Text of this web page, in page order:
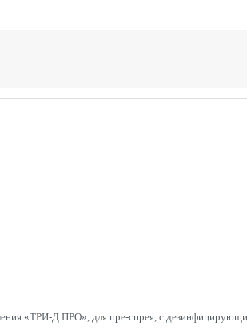
«ТРИ-Д ПРО», для пре-спрея, с